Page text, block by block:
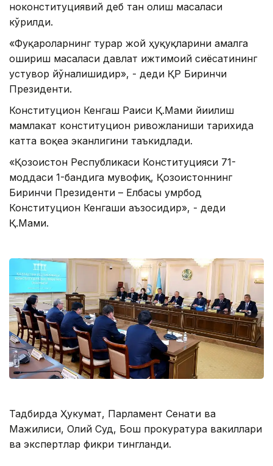
ноконституциявий деб тан олиш масаласи
кўрилди.
«Фуқароларнинг турар жой ҳуқуқларини амалга
ошириш масаласи давлат ижтимоий сиёсатининг
устувор йўналишидир», - деди ҚР Биринчи
Президенти.
Конституцион Кенгаш Раиси Қ.Мами йиғилиш
мамлакат конституцион ривожланиши тарихида
катта воқеа эканлигини таъкидлади.
«Қозоғистон Республикаси Конституцияси 71-
моддаси 1-бандига мувофиқ, Қозоғистоннинг
Биринчи Президенти – Елбасы умрбод
Конституцион Кенгаши аъзосидир», - деди
Қ.Мами.
Тадбирда Ҳукумат, Парламент Сенати ва
Мажилиси, Олий Суд, Бош прокуратура вакиллари
ва экспертлар фикри тингланди.